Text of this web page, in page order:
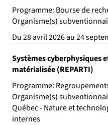
Programme: Bourse de
Organisme(s)
Du 28 avril 2026 au 24
Systèmes cyberphysiques
matérialisée (REPARTI)
Programme:
Organisme(s)
Québec - Nature et
internes